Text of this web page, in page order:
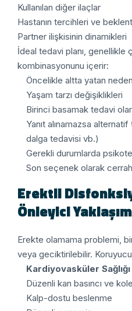
Kullanılan diğer ilaçlar
Hastanın tercihleri ve
Partner ilişkisinin dinamikleri
İdeal tedavi planı, genellikle
kombinasyonunu içerir:
Öncelikle altta yatan
Yaşam tarzı değişiklikleri
Birinci basamak tedavi
Yanıt alınamazsa
dalga tedavisi vb.)
Gerekli durumlarda
Son seçenek olarak
Erektil
Önleyici
Erekte olamama problemi,
veya geciktirilebilir. Koruyucu
Kardiyovasküler
Düzenli kan basıncı ve
Kalp-dostu beslenme